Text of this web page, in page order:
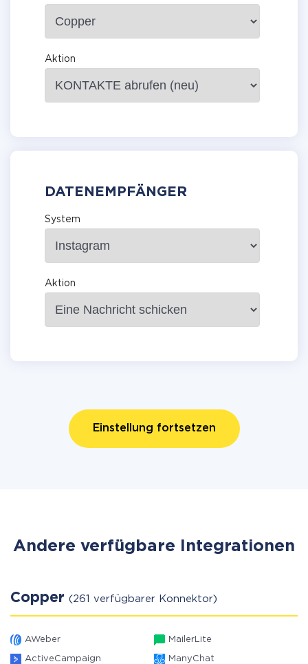
Aktion
DATENEMPFÄNGER
System
Aktion
Einstellung fortsetzen
Andere verfügbare Integrationen
Copper (261 verfügbarer Konnektor)
AWeber MailerLite
ActiveCampaign ManyChat